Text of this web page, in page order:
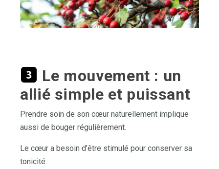
Le mouvement : un
allié simple et puissant
Prendre soin de son cœur naturellement implique
aussi de bouger régulièrement.
Le cœur a besoin d’être stimulé pour conserver sa
tonicité.